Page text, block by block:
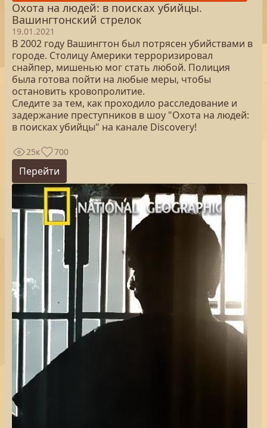
Охота на людей: в поисках убийцы.
Вашингтонский стрелок
19.01.2021
В 2002 году Вашингтон был потрясен убийствами в
городе. Столицу Америки терроризировал
снайпер, мишенью мог стать любой. Полиция
была готова пойти на любые меры, чтобы
остановить кровопролитие.
Следите за тем, как проходило расследование и
задержание преступников в шоу "Охота на людей:
в поисках убийцы" на канале Discovery!
25к 700
Перейти